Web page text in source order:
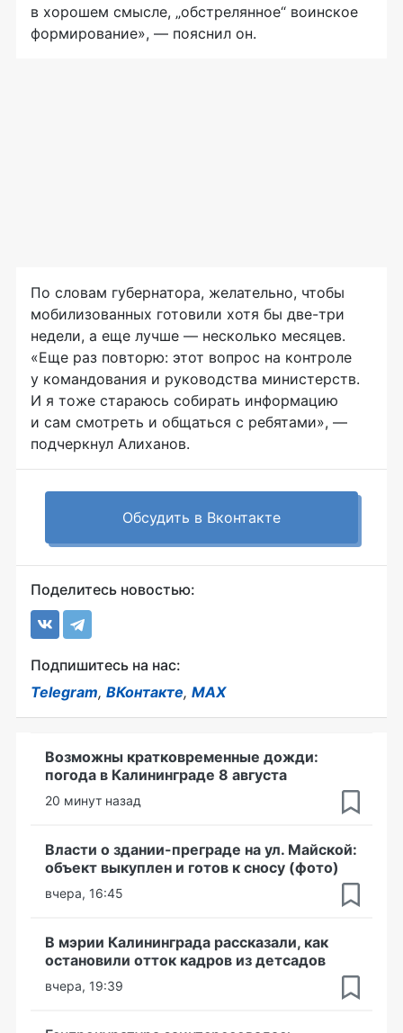
в хорошем смысле, „обстрелянное“ воинское
формирование», — пояснил он.
По словам губернатора, желательно, чтобы
мобилизованных готовили хотя бы две-три
недели, а еще лучше — несколько месяцев.
«Еще раз повторю: этот вопрос на контроле
у командования и руководства министерств.
И я тоже стараюсь собирать информацию
и сам смотреть и общаться с ребятами», —
подчеркнул Алиханов.
Обсудить в Вконтакте
Поделитесь новостью:
Подпишитесь на нас:
Telegram, ВКонтакте, MAX
Возможны кратковременные дожди:
погода в Калининграде 8 августа
20 минут назад
Власти о здании-преграде на ул. Майской:
объект выкуплен и готов к сносу (фото)
вчера, 16:45
В мэрии Калининграда рассказали, как
остановили отток кадров из детсадов
вчера, 19:39